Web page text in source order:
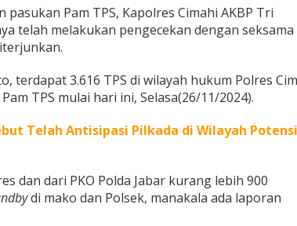
Pam TPS, Kapolres Cimahi AKBP Tri
telah melakukan pengecekan dengan seksama
terdapat 3.616 TPS di wilayah hukum Polres
TPS mulai hari ini, Selasa(26/11/2024).
Telah Antisipasi Pilkada di Wilayah
dan dari PKO Polda Jabar kurang lebih 900
di mako dan Polsek, manakala ada laporan